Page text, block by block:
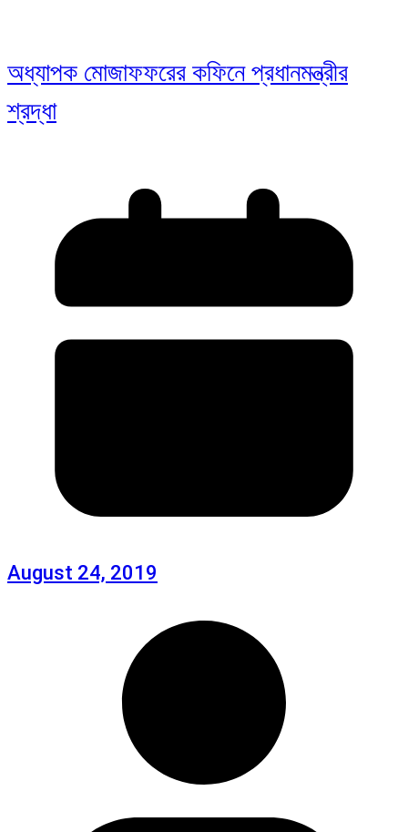
অধ্যাপক মোজাফফরের কফিনে প্রধানমন্ত্রীর
শ্রদ্ধা
August 24, 2019